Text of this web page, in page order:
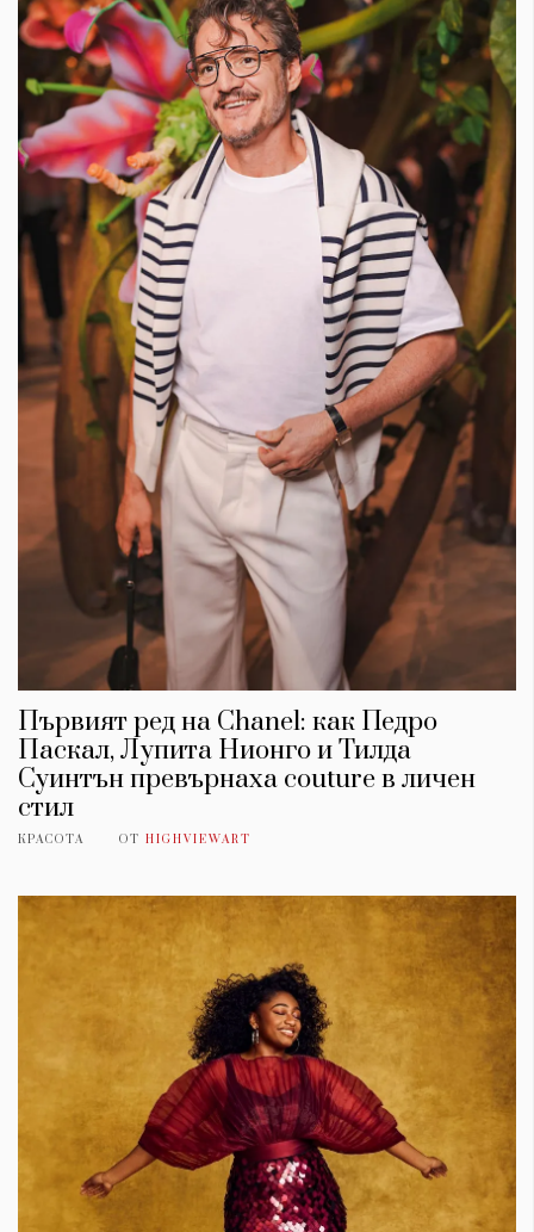
Първият ред на Chanel: как Педро
Паскал, Лупита Нионго и Тилда
Суинтън превърнаха couture в личен
стил
КРАСОТА ОТ HIGHVIEWART